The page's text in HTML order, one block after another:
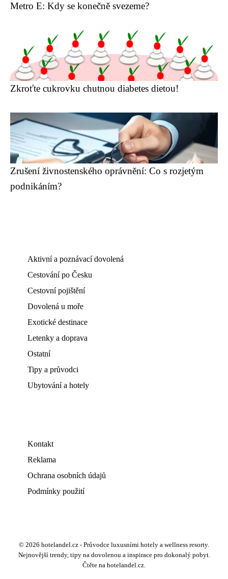
Metro E: Kdy se konečně svezeme?
Zkroťte cukrovku chutnou diabetes dietou!
Zrušení živnostenského oprávnění: Co s rozjetým
podnikáním?
Aktivní a poznávací dovolená
Cestování po Česku
Cestovní pojištění
Dovolená u moře
Exotické destinace
Letenky a doprava
Ostatní
Tipy a průvodci
Ubytování a hotely
Kontakt
Reklama
Ochrana osobních údajů
Podmínky použití
© 2026 hotelandel.cz - Průvodce luxusními hotely a wellness resorty.
Nejnovější trendy, tipy na dovolenou a inspirace pro dokonalý pobyt.
Čtěte na hotelandel.cz.